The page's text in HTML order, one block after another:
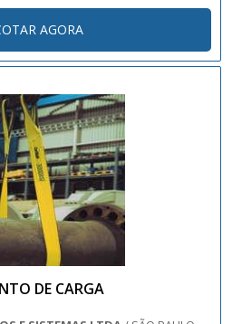
dos produtos Carl Stahl.
sobre o produto contate a
AGORA
DE CARGA